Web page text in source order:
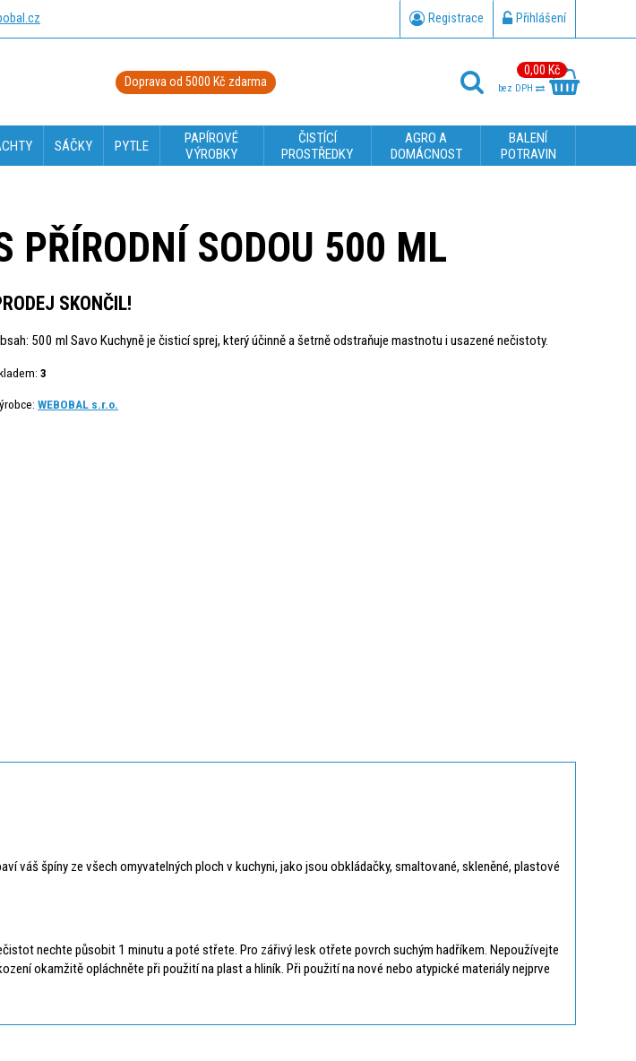
Registrace Přihlášení
Doprava od 5000 Kč zdarma
0,00 Kč
bez DPH
SÁČKY PYTLE
PAPÍROVÉ
VÝROBKY
ČISTÍCÍ
PROSTŘEDKY
AGRO A
DOMÁCNOST
BALENÍ
POTRAVIN
PŘÍRODNÍ SODOU 500 ML
SKONČIL!
500 ml Savo Kuchyně je čisticí sprej, který účinně a šetrně odstraňuje mastnotu i usazené nečistoty.
3
WEBOBAL s.r.o.
váš špíny ze všech omyvatelných ploch v kuchyni, jako jsou obkládačky, smaltované, skleněné, plastové
nechte působit 1 minutu a poté střete. Pro zářivý lesk otřete povrch suchým hadříkem. Nepoužívejte
okamžitě opláchněte při použití na plast a hliník. Při použití na nové nebo atypické materiály nejprve